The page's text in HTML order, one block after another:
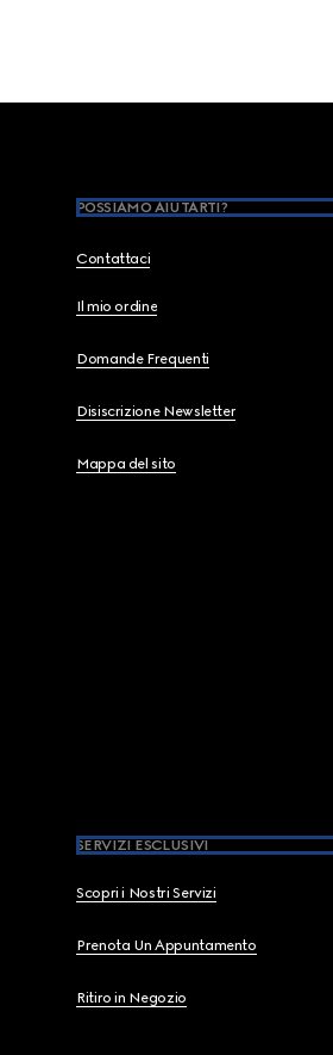
POSSIAMO AIUTARTI?
Contattaci
Il mio ordine
Domande Frequenti
Disiscrizione Newsletter
Mappa del sito
SERVIZI ESCLUSIVI
Scopri i Nostri Servizi
Prenota Un Appuntamento
Ritiro in Negozio